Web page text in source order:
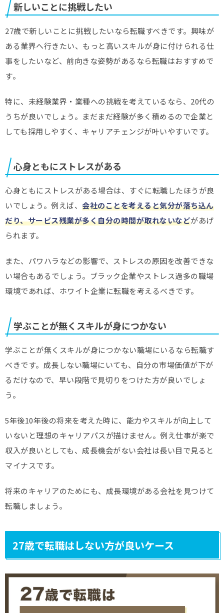
新しいことに挑戦したい
27歳で新しいことに挑戦したいなら転職すべきです。興味が
ある業界へ行きたい、もっと高いスキルが身に付けられる仕
事をしたいなど、前向きな姿勢があるなら転職はおすすめで
す。
特に、未経験業界・業種への挑戦を考えているなら、20代の
うちが良いでしょう。まだまだ経験が多く積めるので企業と
しても採用しやすく、キャリアチェンジが叶いやすいです。
心身ともにストレスがある
心身ともにストレスがある場合は、すぐに転職したほうが良
いでしょう。例えば、 会社のことを考えると気分が落ち込ん
だり、サービス残業が多く自分の時間が取れないなどがあげ
られます。
また、パワハラなどの影響で、ストレスの原因を改善できな
い場合もあるでしょう。ブラック企業やストレス過多の職場
環境であれば、ホワイト企業に転職を考えるべきです。
学ぶことが無くスキルが身につかない
学ぶことが無くスキルが身につかない職場にいるなら転職す
べきです。成長しない職場にいても、自分の市場価値が下が
るだけなので、早い段階で見切りをつけた方が良いでしょ
う。
5年後10年後の将来を考えた時に、能力やスキルが向上して
いないと理想のキャリアパスが描けません。例え仕事が楽で
収入が良いとしても、成長機会がない会社は長い目で見ると
マイナスです。
将来のキャリアのためにも、成長環境がある会社を見つけて
転職しましょう。
27歳で転職はしない方が良いケース